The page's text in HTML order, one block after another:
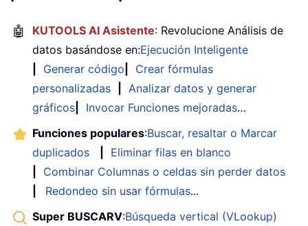
🤖 KUTOOLS AI Asistente: Revolucione Análisis de
datos basándose en:Ejecución Inteligente
Generar código
Crear fórmulas
personalizadas
Analizar datos y generar
gráficos
Invocar Funciones mejoradas…
Funciones populares:Buscar, resaltar o Marcar
duplicados
Eliminar filas en blanco
Combinar Columnas o celdas sin perder datos
Redondeo sin usar fórmulas...
Super BUSCARV:Búsqueda vertical (VLookup)